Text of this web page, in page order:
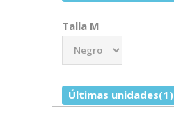
Talla M
Últimas unidades(1)